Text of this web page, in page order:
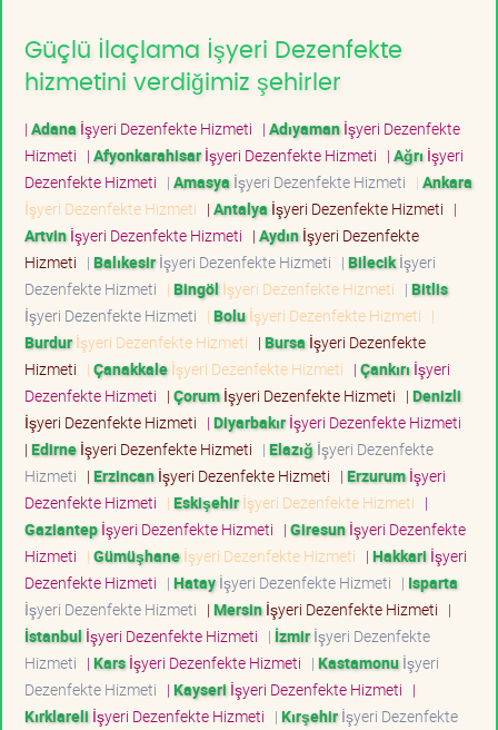
Güçlü İlaçlama İşyeri Dezenfekte
hizmetini verdiğimiz şehirler
| Adana İşyeri Dezenfekte Hizmeti | Adıyamanİşyeri Dezenfekte
Hizmeti | Afyonkarahisarİşyeri Dezenfekte Hizmeti | Ağrı İşyeri
Dezenfekte Hizmeti | Amasya İşyeri Dezenfekte Hizmeti | Ankara
İşyeri Dezenfekte Hizmeti | Antalya İşyeri Dezenfekte Hizmeti |
Artvinİşyeri Dezenfekte Hizmeti | Aydınİşyeri Dezenfekte
Hizmeti | Balıkesirİşyeri Dezenfekte Hizmeti | Bilecikİşyeri
Dezenfekte Hizmeti | Bingöl İşyeri Dezenfekte Hizmeti | Bitlis
İşyeri Dezenfekte Hizmeti | Boluİşyeri Dezenfekte Hizmeti |
Burdurİşyeri Dezenfekte Hizmeti | Bursa İşyeri Dezenfekte
Hizmeti | Çanakkaleİşyeri Dezenfekte Hizmeti | Çankırı İşyeri
Dezenfekte Hizmeti | Çorumİşyeri Dezenfekte Hizmeti | Denizli
İşyeri Dezenfekte Hizmeti | Diyarbakırİşyeri Dezenfekte Hizmeti
| Edirneİşyeri Dezenfekte Hizmeti | Elazığ İşyeri Dezenfekte
Hizmeti | Erzincanİşyeri Dezenfekte Hizmeti | Erzurumİşyeri
Dezenfekte Hizmeti | Eskişehirİşyeri Dezenfekte Hizmeti |
Gaziantepİşyeri Dezenfekte Hizmeti | Giresunİşyeri Dezenfekte
Hizmeti | Gümüşhaneİşyeri Dezenfekte Hizmeti | Hakkari İşyeri
Dezenfekte Hizmeti | Hatayİşyeri Dezenfekte Hizmeti | Isparta
İşyeri Dezenfekte Hizmeti | Mersinİşyeri Dezenfekte Hizmeti |
İstanbul İşyeri Dezenfekte Hizmeti | İzmirİşyeri Dezenfekte
Hizmeti | Karsİşyeri Dezenfekte Hizmeti | Kastamonuİşyeri
Dezenfekte Hizmeti | Kayseri İşyeri Dezenfekte Hizmeti |
Kırklareli İşyeri Dezenfekte Hizmeti | Kırşehirİşyeri Dezenfekte